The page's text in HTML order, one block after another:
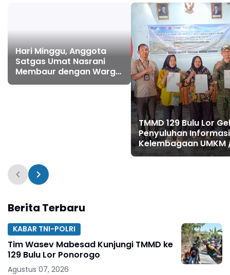
Hari Minggu, Anggota
Satgas Umat Nasrani
Membaur dengan Warga
Lakukan Ibadah di Gereja
TMMD 129 Bulu Lor
Penyuluhan Informasi
Kelembagaan UMKM
Fasilitas NIB SERGAPP
Berita Terbaru
KABAR TNI-POLRI
Tim Wasev Mabesad Kunjungi TMMD ke
129 Bulu Lor Ponorogo
Agustus 07, 2026